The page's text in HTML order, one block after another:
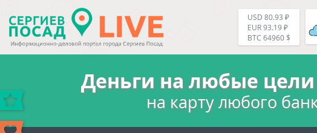
USD 80.93 ₽
EUR 93.19 ₽
BTC 64960 $
Деньги на любые цели
на карту любого